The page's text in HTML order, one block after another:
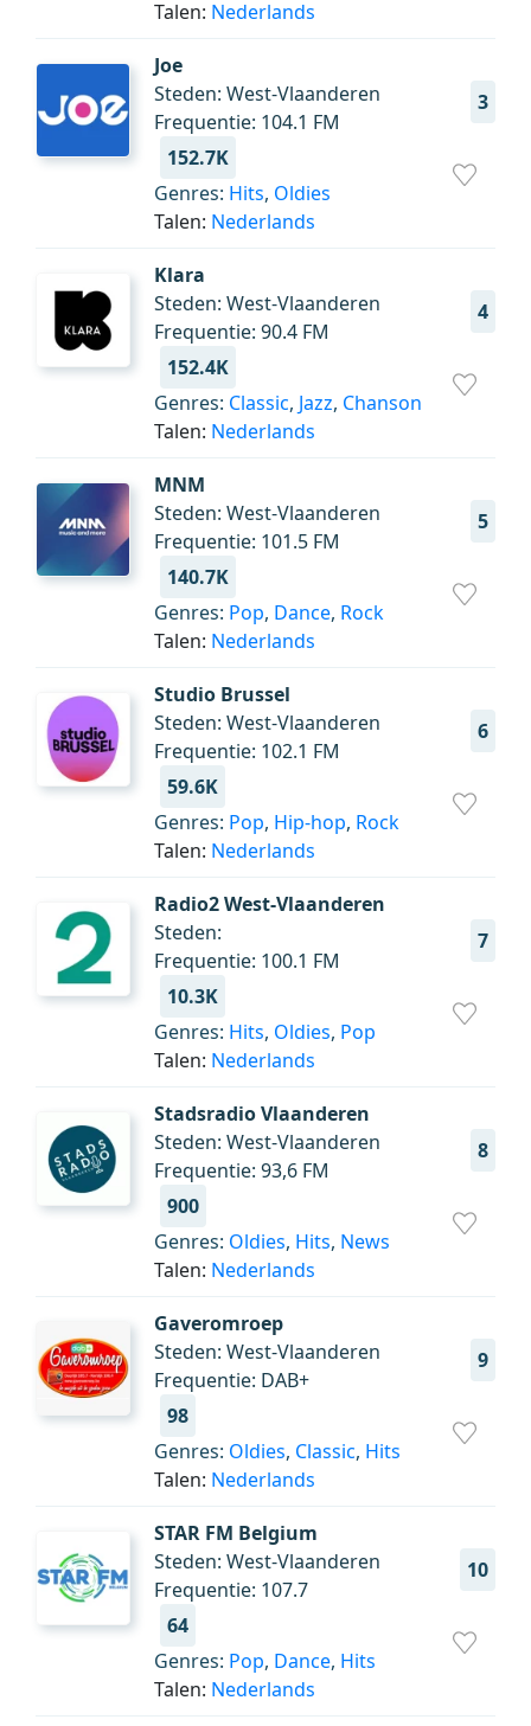
Talen: Nederlands
Joe
3
Steden: West-Vlaanderen
Frequentie: 104.1 FM
152.7K
Genres: Hits, Oldies
Talen: Nederlands
Klara
4
Steden: West-Vlaanderen
Frequentie: 90.4 FM
152.4K
Genres: Classic, Jazz, Chanson
Talen: Nederlands
MNM
5
Steden: West-Vlaanderen
Frequentie: 101.5 FM
140.7K
Genres: Pop, Dance, Rock
Talen: Nederlands
Studio Brussel
6
Steden: West-Vlaanderen
Frequentie: 102.1 FM
59.6K
Genres: Pop, Hip-hop, Rock
Talen: Nederlands
Radio2 West-Vlaanderen
7
Steden:
Frequentie: 100.1 FM
10.3K
Genres: Hits, Oldies, Pop
Talen: Nederlands
Stadsradio Vlaanderen
8
Steden: West-Vlaanderen
Frequentie: 93,6 FM
900
Genres: Oldies, Hits, News
Talen: Nederlands
Gaveromroep
9
Steden: West-Vlaanderen
Frequentie: DAB+
98
Genres: Oldies, Classic, Hits
Talen: Nederlands
STAR FM Belgium
10
Steden: West-Vlaanderen
Frequentie: 107.7
64
Genres: Pop, Dance, Hits
Talen: Nederlands